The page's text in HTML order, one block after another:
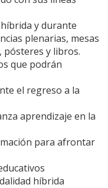
y durante
plenarias, mesas
pósteres y libros.
que podrán
el regreso a la
aprendizaje en la
para afrontar
híbrida